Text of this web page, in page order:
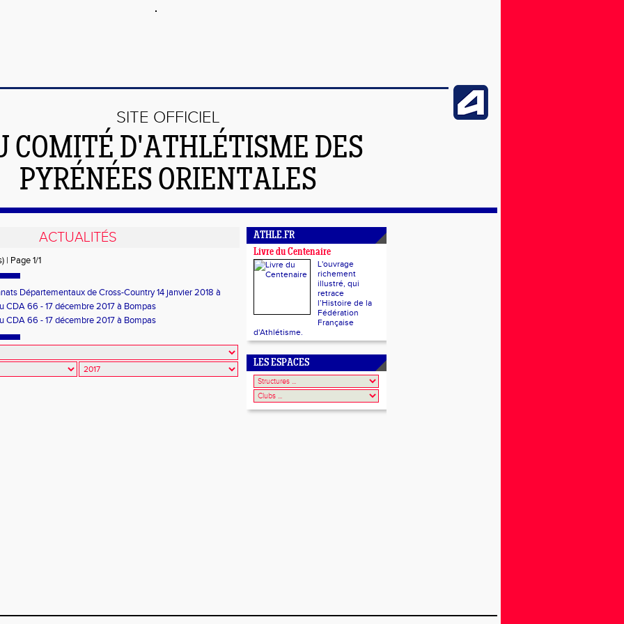
SITE OFFICIEL
COMITÉ D'ATHLÉTISME DES
PYRÉNÉES ORIENTALES
ACTUALITÉS
| Page 1/1
Départementaux de Cross-Country 14 janvier 2018 à
CDA 66 - 17 décembre 2017 à Bompas
CDA 66 - 17 décembre 2017 à Bompas
ATHLE.FR
Livre du Centenaire
L'ouvrage
richement
illustré, qui
retrace
l’Histoire de la
Fédération
Française
d'Athlétisme.
LES ESPACES